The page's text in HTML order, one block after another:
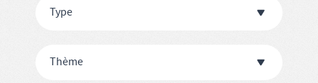
Type
Thème